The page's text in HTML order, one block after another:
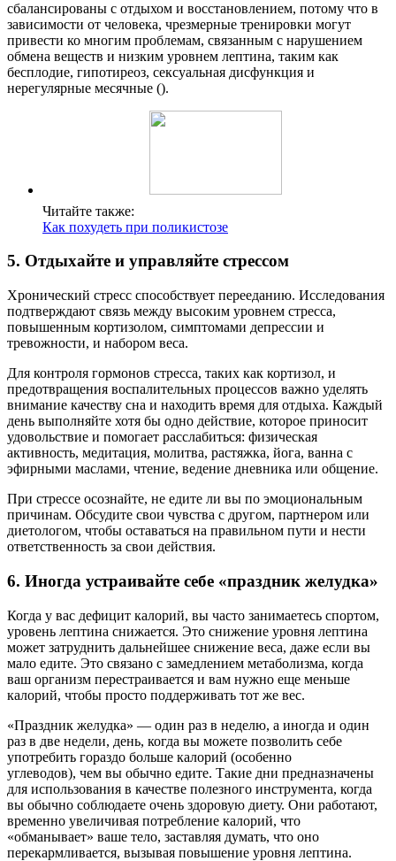
сбалансированы с отдыхом и восстановлением, потому что в
зависимости от человека, чрезмерные тренировки могут
привести ко многим проблемам, связанным с нарушением
обмена веществ и низким уровнем лептина, таким как
бесплодие, гипотиреоз, сексуальная дисфункция и
нерегулярные месячные ().
Читайте также:
Как похудеть при поликистозе
5. Отдыхайте и управляйте стрессом
Хронический стресс способствует перееданию. Исследования
подтверждают связь между высоким уровнем стресса,
повышенным кортизолом, симптомами депрессии и
тревожности, и набором веса.
Для контроля гормонов стресса, таких как кортизол, и
предотвращения воспалительных процессов важно уделять
внимание качеству сна и находить время для отдыха. Каждый
день выполняйте хотя бы одно действие, которое приносит
удовольствие и помогает расслабиться: физическая
активность, медитация, молитва, растяжка, йога, ванна с
эфирными маслами, чтение, ведение дневника или общение.
При стрессе осознайте, не едите ли вы по эмоциональным
причинам. Обсудите свои чувства с другом, партнером или
диетологом, чтобы оставаться на правильном пути и нести
ответственность за свои действия.
6. Иногда устраивайте себе «праздник желудка»
Когда у вас дефицит калорий, вы часто занимаетесь спортом,
уровень лептина снижается. Это снижение уровня лептина
может затруднить дальнейшее снижение веса, даже если вы
мало едите. Это связано с замедлением метаболизма, когда
ваш организм перестраивается и вам нужно еще меньше
калорий, чтобы просто поддерживать тот же вес.
«Праздник желудка» — один раз в неделю, а иногда и один
раз в две недели, день, когда вы можете позволить себе
употребить гораздо больше калорий (особенно
углеводов), чем вы обычно едите. Такие дни предназначены
для использования в качестве полезного инструмента, когда
вы обычно соблюдаете очень здоровую диету. Они работают,
временно увеличивая потребление калорий, что
«обманывает» ваше тело, заставляя думать, что оно
перекармливается, вызывая повышение уровня лептина.